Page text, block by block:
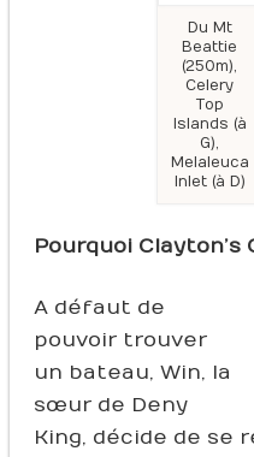
Du Mt
Beattie
(250m),
Celery
Top
Islands (à
G),
Melaleuca
Inlet (à D)
Pourquoi Clayton’s
A défaut de
pouvoir trouver
un bateau, Win, la
sœur de Deny
King, décide de se